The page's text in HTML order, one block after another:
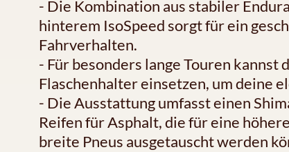
- Die Kombination aus stabiler
hinterem IsoSpeed sorgt für ein
Fahrverhalten.
- Für besonders lange Touren kannst
Flaschenhalter einsetzen, um deine
- Die Ausstattung umfasst einen
Reifen für Asphalt, die für eine
breite Pneus ausgetauscht werden